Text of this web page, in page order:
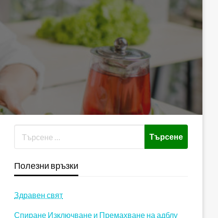
Полезни връзки
Здравен свят
Спиране Изключване и Премахване на адблу